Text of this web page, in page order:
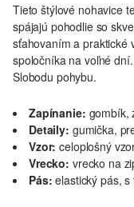
Tieto štýlové nohavice
spájajú pohodlie so
sťahovaním a praktické
spoločníka na voľné
Slobodu pohybu.
Zapínanie: gombík,
Detaily: gumička,
Vzor: celoplošný
Vrecko: vrecko na
Pás: elastický pás,